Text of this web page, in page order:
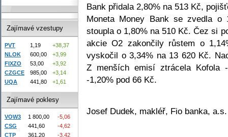
Bank přidala 2,80% na 513 Kč,
Moneta Money Bank se zvedla
stoupla o 1,80% na 510 Kč. Čez si
akcie O2 zakončily růstem o
vyskočil o 3,34% na 13 620 Kč.
Z menších emisí ztrácela Kofola
-1,20% pod 66 Kč.
Josef Dudek, makléř, Fio banka, a.s.
Zajímavé vzestupy
PVT 1,19
+38,37
NLOK
600,00
+3,99
FIXZO
53,00
+3,92
CZGCE
985,00
+3,14
UQA
441,80 +1,61
Zajímavé poklesy
VOW3 1 800,00
-5,06
CSG
441,60
-4,62
CTP
361,20
-3,42